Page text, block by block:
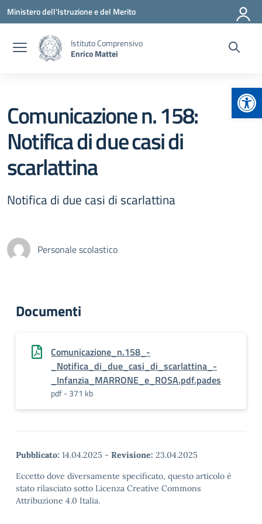
Vai ai contenuti
Vai al menu di navigazione
Vai al footer
Ministero dell'Istruzione e del Merito
Istituto Comprensivo
Enrico Mattei
Comunicazione n. 158:
Notifica di due casi di
scarlattina
Notifica di due casi di scarlattina
Personale scolastico
Documenti
Comunicazione_n.158_-
_Notifica_di_due_casi_di_scarlattina_-
_Infanzia_MARRONE_e_ROSA.pdf.pades
pdf - 371 kb
Pubblicato: 14.04.2025 - Revisione: 23.04.2025
Eccetto dove diversamente specificato, questo articolo è
stato rilasciato sotto Licenza Creative Commons
Attribuzione 4.0 Italia.